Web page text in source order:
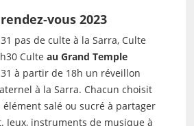
vous 2023
pas de culte à la Sarra, Culte
Culte au Grand Temple
à partir de 18h un réveillon
à la Sarra. Chacun choisit
élément salé ou sucré à partager
Jeux, instruments de musique à